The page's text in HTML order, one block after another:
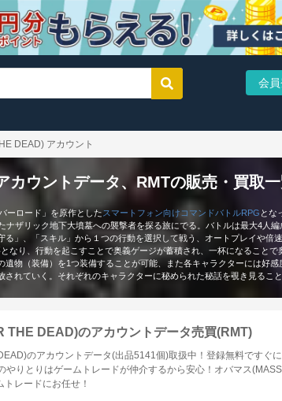
会員
DEAD) アカウント
カウントデータ、RMTの販売・買取
ーロード」を原作としたスマートフォン向け コマンドバトルRPG とな
ザリック地下大墳墓への襲撃者を探る旅にでる。バトルは最大4人編
」、「スキル」から１つの行動を選択して戦う、オートプレイや倍
り、行動を起こすことで奥義ゲージが蓄積され、一杯になることで
物（装備）を1つ装備することが可能、また各キャラクターには好
れていく。それぞれのキャラクターに秘められた秘話を覗き見ること
THE DEAD)のアカウントデータ売買(RMT)
のアカウントデータ(出品5141個)取扱中！登録無料ですぐ
やりとりはゲームトレードが仲介するから安心！オバマス
トレードにお任せ！